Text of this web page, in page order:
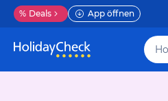
% Deals App öffnen